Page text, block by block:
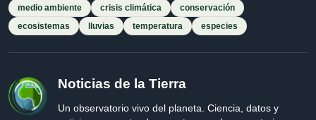
medio ambiente
crisis climática
conservación
ecosistemas
lluvias temperatura especies
Noticias de la Tierra
Un observatorio vivo del planeta. Ciencia, datos y